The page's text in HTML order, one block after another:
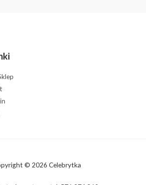
© 2026 Celebrytka